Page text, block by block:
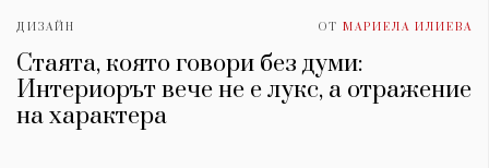
ДИЗАЙН ОТ МАРИЕЛА ИЛИЕВА
Стаята, която говори без думи:
Интериорът вече не е лукс, а отражение
на характера